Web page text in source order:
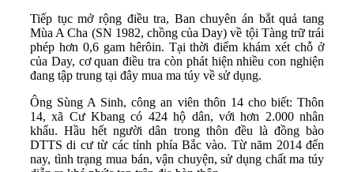
Tiếp tục mở rộng điều tra, Ban chuyên án bắt quả tang
Mùa A Cha (SN 1982, chồng của Day) về tội Tàng trữ trái
phép hơn 0,6 gam hêrôin. Tại thời điểm khám xét chỗ ở
của Day, cơ quan điều tra còn phát hiện nhiều con nghiện
đang tập trung tại đây mua ma túy về sử dụng.
Ông Sùng A Sinh, công an viên thôn 14 cho biết: Thôn
14, xã Cư Kbang có 424 hộ dân, với hơn 2.000 nhân
khẩu. Hầu hết người dân trong thôn đều là đồng bào
DTTS di cư từ các tỉnh phía Bắc vào. Từ năm 2014 đến
nay, tình trạng mua bán, vận chuyện, sử dụng chất ma túy